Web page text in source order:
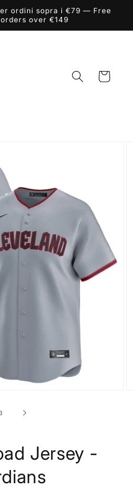
ordini sopra i €79 — Free
over €149
Carrello
Jersey -